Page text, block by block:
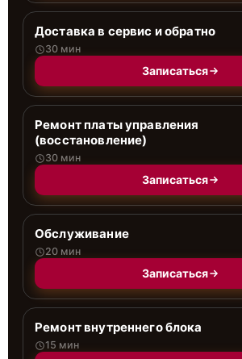
Доставка в сервис и обратно
30 мин
Записаться
Ремонт платы управления
(восстановление)
30 мин
Записаться
Обслуживание
20 мин
Записаться
Ремонт внутреннего блока
15 мин